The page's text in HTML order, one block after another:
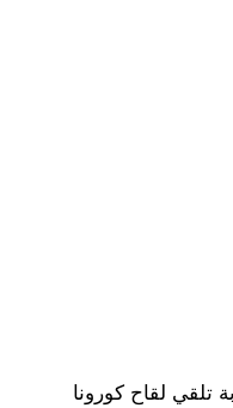
تلقي لقاح كورونا